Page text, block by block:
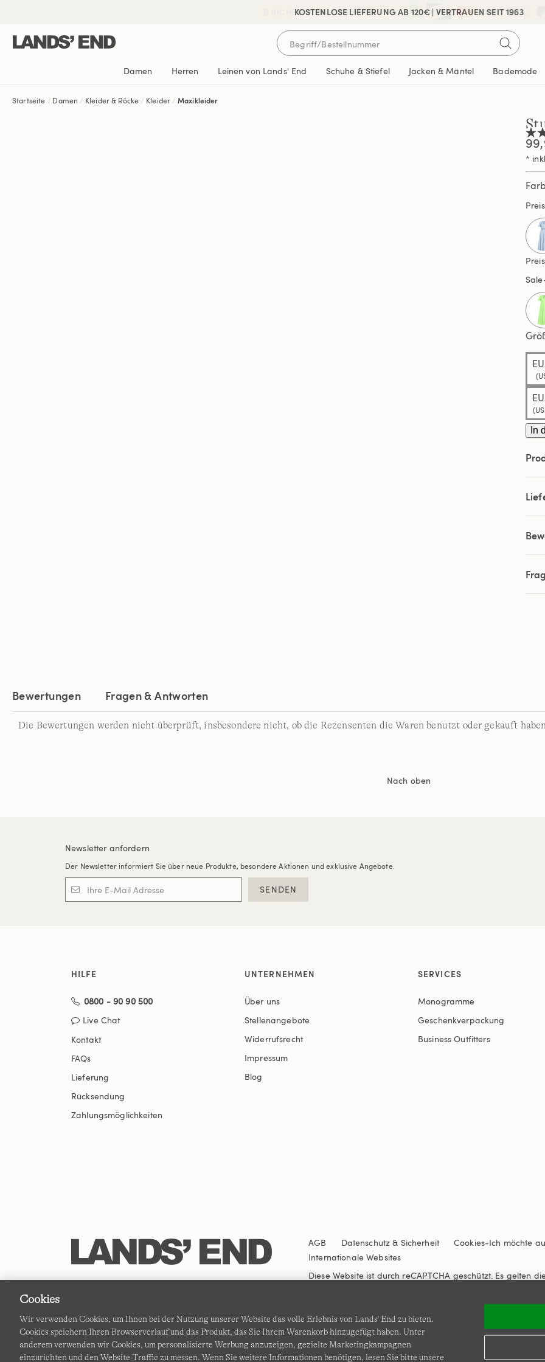
Inhalt
Navigation
Suche
KOSTENLOSE LIEFERUNG AB 120€ | VERTRAUEN SEIT 1963
🔒 SICHER BEZAHLEN
Damen Herren Leinen von Lands' End Schuhe & Stiefel Jacken & Mäntel Bademode
Startseite Damen Kleider & Röcke Kleider Maxikleider
4.0
von
5
der
Read
Link
auf
*
Preis
Preis
In
Bewertungen Fragen & Antworten
Die Bewertungen werden nicht überprüft, insbesondere nicht, ob die Rezensenten die Waren benutzt oder gekauft
Nach oben
Newsletter anfordern
Der Newsletter informiert Sie über neue Produkte, besondere Aktionen und exklusive Angebote.
SENDEN
HILFE
0800 - 90 90 500
Live Chat
Kontakt
FAQs
Lieferung
Rücksendung
Zahlungsmöglichkeiten
UNTERNEHMEN
Über uns
Stellenangebote
Widerrufsrecht
Impressum
Blog
SERVICES
Monogramme
Geschenkverpackung
Business Outfitters
AGB Datenschutz & Sicherheit Cookies-Ich möchte
Internationale Websites
Diese Website ist durch reCAPTCHA geschützt. Es gelten
Cookies
Wir verwenden Cookies, um Ihnen bei der Nutzung unserer Website das volle Erlebnis von Lands' End zu bieten.
Cookies speichern Ihren Browserverlauf und das Produkt, das Sie Ihrem Warenkorb hinzugefügt haben. Unter
anderem verwenden wir Cookies, um personalisierte Werbung anzuzeigen, gezielte Marketingkampagnen
einzurichten und den Website-Traffic zu messen. Wenn Sie weitere Informationen benötigen, lesen Sie bitte unsere